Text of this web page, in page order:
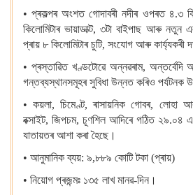
• প্ৰকল্পৰ অংশত গোদাবৰী নদীৰ ওপৰত ৪.৩
কিলোমিটাৰ ভায়াডাক্ট, ৩টা বাইপাছ আৰু নতুন
প্ৰায় ৮ কিলোমিটাৰ চুটি, সংযোগ আৰু কাৰ্য্যকৰী
• প্ৰস্তাৱিত খণ্ডটোৱে অন্নৱৰাম,
গন্তব্যস্থানসমূহৰ সুবিধা উন্নত কৰিও পৰ্যটনক
• কয়লা, চিমেণ্ট, ৰাসায়নিক গোবৰ, লোহা
বক্সাইট, জিপচম, চূণশিল আদিৰে গঠিত ২৯.০৪
যাতায়তৰ আশা কৰা হৈছে।
• আনুমানিক ব্যয়: ৯,৮৮৯ কোটি টকা (প্ৰায়)
• নিয়োগ প্ৰজন্মঃ ১৩৫ লাখ মানৱ-দিন।